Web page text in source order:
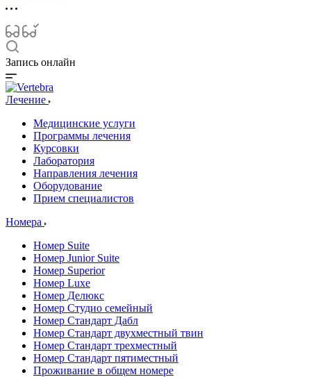
Запись онлайн
Лечение
Медицинские услуги
Программы лечения
Курсовки
Лаборатория
Направления лечения
Оборудование
Прием специалистов
Номера
Номер Suite
Номер Junior Suite
Номер Superior
Номер Luxe
Номер Делюкс
Номер Студио семейный
Номер Стандарт Дабл
Номер Стандарт двухместный твин
Номер Стандарт трехместный
Номер Стандарт пятиместный
Проживание в общем номере